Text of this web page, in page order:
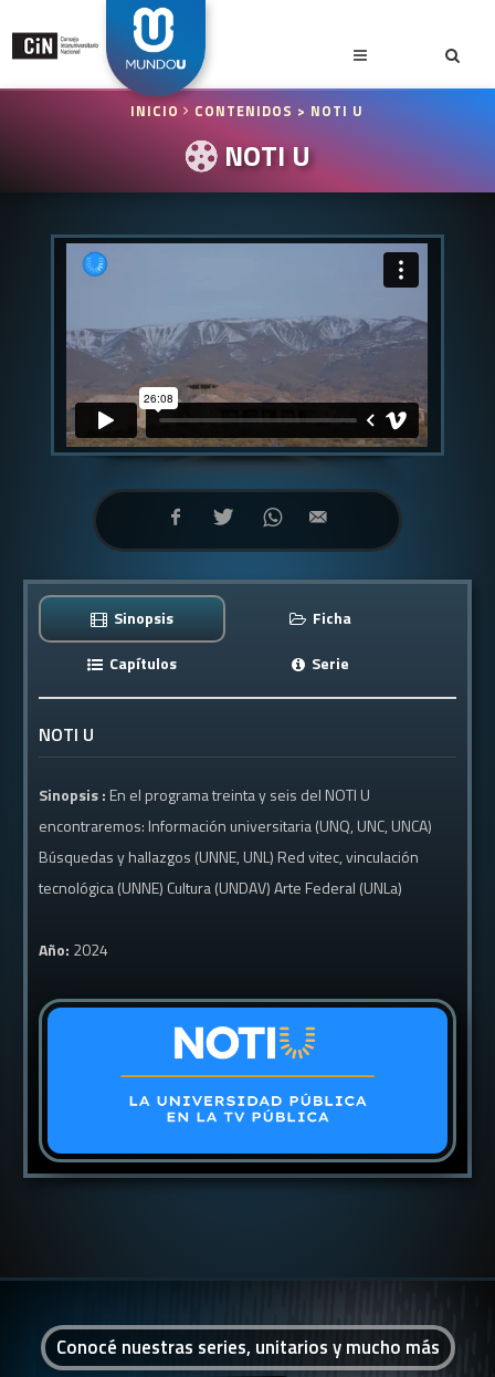
INICIO CONTENIDOS > NOTI U
NOTI U
Sinopsis
Ficha
Capítulos
Serie
NOTI U
Sinopsis : En el programa treinta y seis del NOTI U
encontraremos: Información universitaria (UNQ, UNC, UNCA)
Búsquedas y hallazgos (UNNE, UNL) Red vitec, vinculación
tecnológica (UNNE) Cultura (UNDAV) Arte Federal (UNLa)
Año: 2024
Conocé nuestras series, unitarios y mucho más